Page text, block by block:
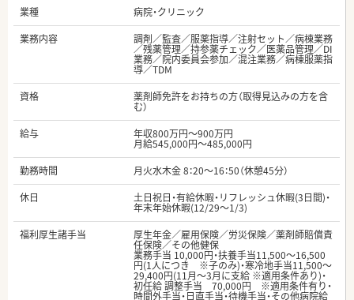
業種
病院・クリニック
業務内容
調剤／監査／服薬指導／注射セット／病棟業務
／残薬管理／持参薬チェック／医薬品管理／DI
業務／院内委員会参加／混注業務／病棟服薬指
導／TDM
資格
薬剤師免許をお持ちの方（取得見込みの方を含
む）
給与
年収800万円～900万円
月給545,000円～485,000円
勤務時間
月火水木金 8：20～16：50（休憩45分）
休日
土日祝日・有給休暇・リフレッシュ休暇(3日間)・
年末年始休暇(12/29～1/3)
福利厚生諸手当
厚生年金／雇用保険／労災保険／薬剤師賠償責
任保険／その他健保
業務手当 10,000円・扶養手当11,500～16,500
円(1人につき ※子のみ)・寒冷地手当11,500～
29,400円(11月～3月に支給 ※適用条件あり)・
初任給 調整手当 70,000円 ※適用条件有り・
時間外手当・日直手当・待機手当・その他病院給